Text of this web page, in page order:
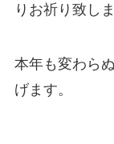
りお祈り致し
本年も変わら
げます。